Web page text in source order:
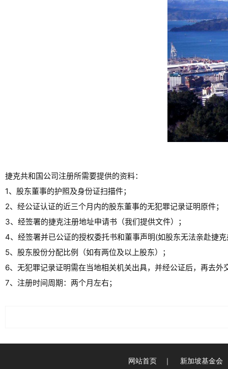
捷克共和国公司注册所需要提供的资料：
1、股东董事的护照及身份证扫描件；
2、经公证认证的近三个月内的股东董事的无犯罪记录证明原件；
3、经签署的捷克注册地址申请书（我们提供文件）；
4、经签署并已公证的授权委托书和董事声明(如股东无法亲赴捷
5、股东股份分配比例（如有两位及以上股东）；
6、无犯罪记录证明需在当地相关机关出具，并经公证后，再去
7、注册时间周期：两个月左右；
网站首页 新加坡基金会